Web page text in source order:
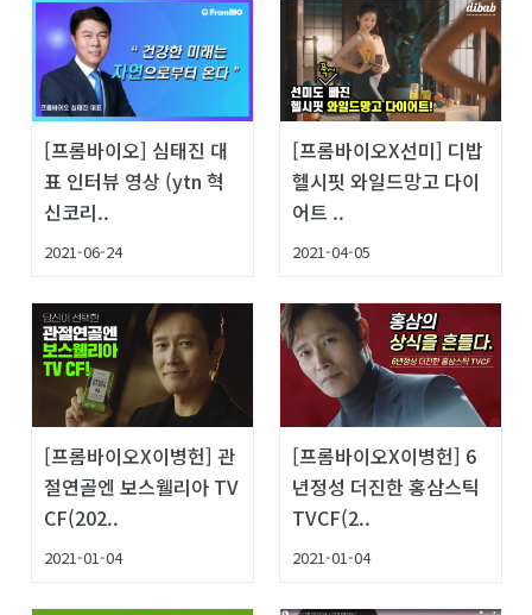
[프롬바이오] 심태진 대
표 인터뷰 영상 (ytn 혁
신코리..
2021-06-24
[프롬바이오X선미] 디밥
헬시핏 와일드망고 다이
어트 ..
2021-04-05
[프롬바이오X이병헌] 관
절연골엔 보스웰리아 TV
CF(202..
2021-01-04
[프롬바이오X이병헌] 6
년정성 더진한 홍삼스틱
TVCF(2..
2021-01-04